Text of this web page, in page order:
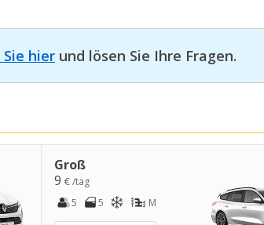
Sie hier und lösen Sie Ihre Fragen.
Groß
9 € /tag
5
5 M